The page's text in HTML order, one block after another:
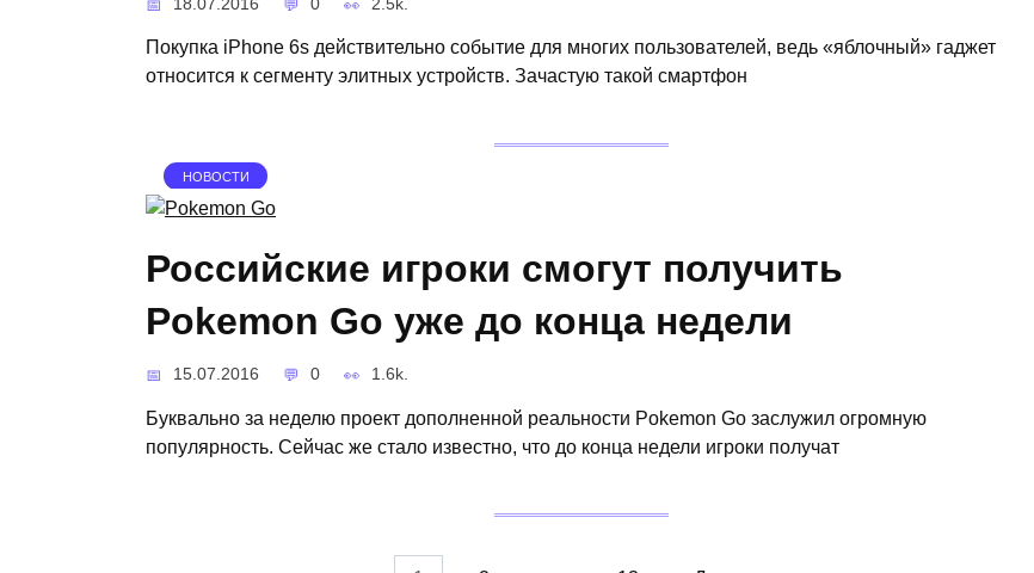
18.07.2016 0 2.5k.
Покупка iPhone 6s действительно событие для многих пользователей, ведь «яблочный» гаджет
относится к сегменту элитных устройств. Зачастую такой смартфон
НОВОСТИ
Российские игроки смогут получить
Pokemon Go уже до конца недели
15.07.2016 0 1.6k.
Буквально за неделю проект дополненной реальности Pokemon Go заслужил огромную
популярность. Сейчас же стало известно, что до конца недели игроки получат